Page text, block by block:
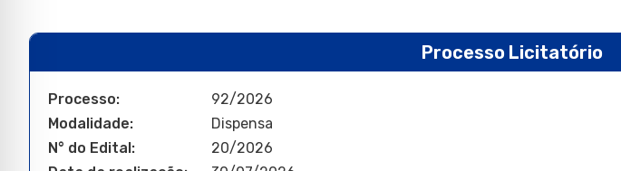
Processo Licitatório
Processo:
92/2026
Modalidade:
Dispensa
N° do Edital:
20/2026